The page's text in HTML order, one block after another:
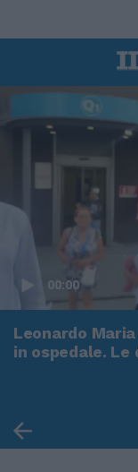
00:00
Leonardo
in ospedale.